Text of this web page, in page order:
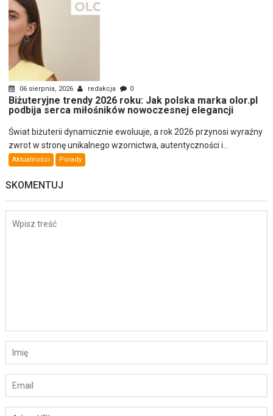
06 sierpnia, 2026 redakcja 0
Biżuteryjne trendy 2026 roku: Jak polska marka olor.pl
podbija serca miłośników nowoczesnej elegancji
Świat biżuterii dynamicznie ewoluuje, a rok 2026 przynosi wyraźny
zwrot w stronę unikalnego wzornictwa, autentyczności i...
Aktualności Porady
SKOMENTUJ